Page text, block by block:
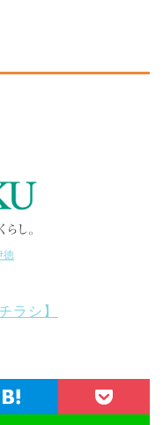
徳
ラシ】